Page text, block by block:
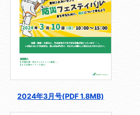
2024年3月号(PDF 1.8MB)